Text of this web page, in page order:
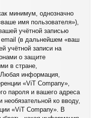
минимум, однозначно
имя пользователя»),
учётной записью
(в дальнейшем «ваш
учётной записи на
о защите
в стране,
информация,
«ViT Company»,
пароля и вашего адреса
ко вводу,
«ViT Company». В